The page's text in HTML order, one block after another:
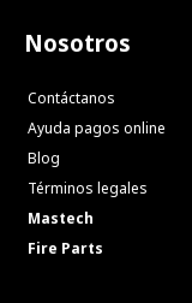
Nosotros
Contáctanos
Ayuda pagos online
Blog
Términos legales
Mastech
Fire Parts